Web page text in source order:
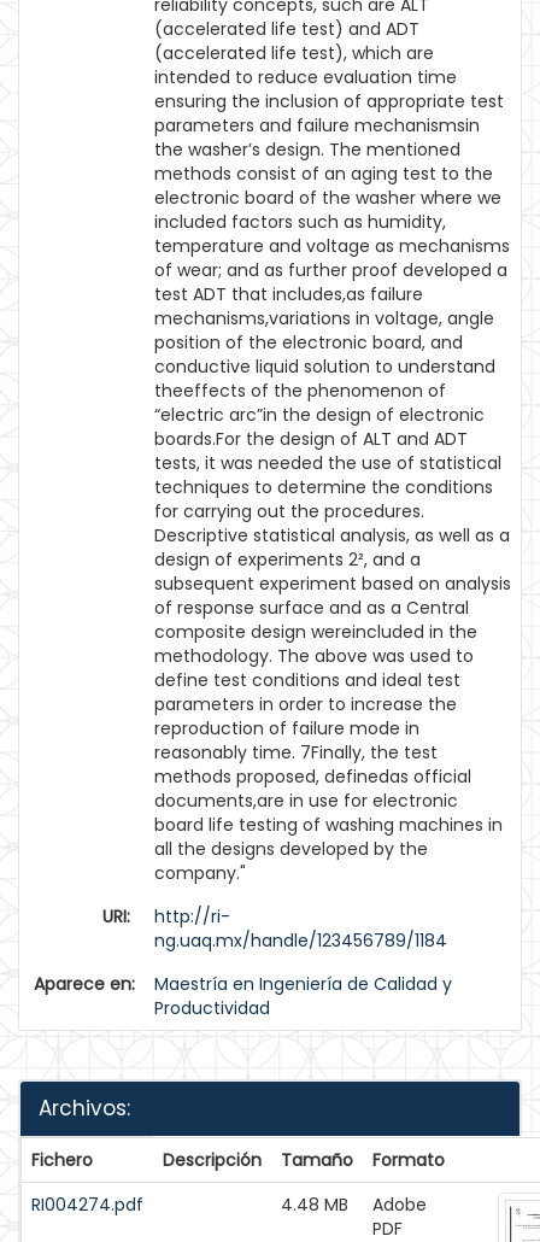
reliability concepts, such are ALT
(accelerated life test) and ADT
(accelerated life test), which are
intended to reduce evaluation time
ensuring the inclusion of appropriate test
parameters and failure mechanismsin
the washer’s design. The mentioned
methods consist of an aging test to the
electronic board of the washer where we
included factors such as humidity,
temperature and voltage as mechanisms
of wear; and as further proof developed a
test ADT that includes,as failure
mechanisms,variations in voltage, angle
position of the electronic board, and
conductive liquid solution to understand
theeffects of the phenomenon of
“electric arc”in the design of electronic
boards.For the design of ALT and ADT
tests, it was needed the use of statistical
techniques to determine the conditions
for carrying out the procedures.
Descriptive statistical analysis, as well as a
design of experiments 2², and a
subsequent experiment based on analysis
of response surface and as a Central
composite design wereincluded in the
methodology. The above was used to
define test conditions and ideal test
parameters in order to increase the
reproduction of failure mode in
reasonably time. 7Finally, the test
methods proposed, definedas official
documents,are in use for electronic
board life testing of washing machines in
all the designs developed by the
company."
URI:
http://ri-
ng.uaq.mx/handle/123456789/1184
Aparece en:
Maestría en Ingeniería de Calidad y
Productividad
Archivos:
Fichero Descripción Tamaño
Formato
RI004274.pdf
4.48 MB
Adobe
PDF